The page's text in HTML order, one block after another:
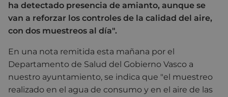
ha detectado presencia de amianto, aunque se
van a reforzar los controles de la calidad del aire,
con dos muestreos al día".
En una nota remitida esta mañana por el
Departamento de Salud del Gobierno Vasco a
nuestro ayuntamiento, se indica que "el muestreo
realizado en el agua de consumo y en el aire de las